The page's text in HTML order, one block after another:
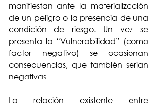
manifiestan ante la materialización
de un peligro o la presencia de una
condición de riesgo. Un vez se
presenta la “Vulnerabilidad” (como
factor negativo) se ocasionan
consecuencias, que también serían
negativas.
La relación existente entre